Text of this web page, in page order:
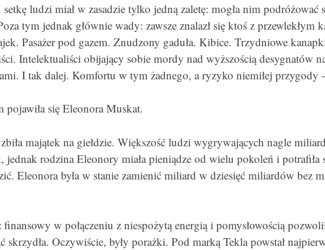
ludzi miał w zasadzie tylko jedną zaletę: mogła nim podróżować
tym jednak głównie wady: zawsze znalazł się ktoś z przewlekłym
Pasażer pod gazem. Znudzony gaduła. Kibice. Trzydniowe
Intelektualiści obijający sobie mordy nad wyższością desygnatów
I tak dalej. Komfortu w tym żadnego, a ryzyko niemiłej przygody
pojawiła się Eleonora Muskat.
majątek na giełdzie. Większość ludzi wygrywających nagle
jednak rodzina Eleonory miała pieniądze od wielu pokoleń i potrafiła
Eleonora była w stanie zamienić miliard w dziesięć miliardów bez
finansowy w połączeniu z niespożytą energią i pomysłowością
skrzydła. Oczywiście, były porażki. Pod marką Tekla powstał